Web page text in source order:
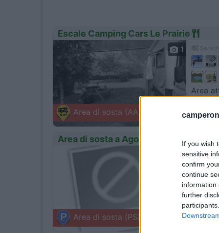
If you wish
sensitive
confirm
continue
information
further
Escale Camping Cars Le Prairie
Area di sosta (AA)
1
Area
Strada
Area di sosta a Agon - Coutainville
Area di sosta (PS)
0
Agon